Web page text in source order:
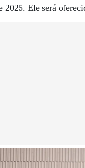
2025. Ele será